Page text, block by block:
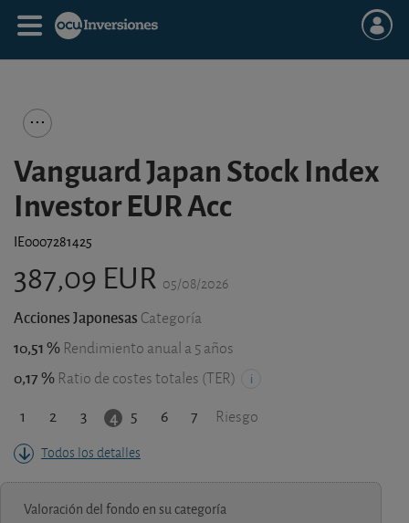
Vanguard Japan Stock Index
Investor EUR Acc
IE0007281425
387,09 EUR 05/08/2026
Acciones Japonesas Categoría
10,51 % Rendimiento anual a 5 años
0,17 % Ratio de costes totales (TER)
1 2 3 4 5 6 7 Riesgo
Todos los detalles
Valoración del fondo en su categoría